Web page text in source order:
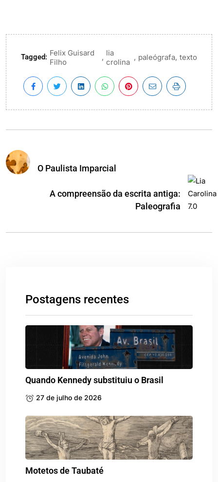
Tagged: Felix Guisard
Filho
, lia
crolina
, paleógrafa, texto
O Paulista Imparcial
A compreensão da escrita antiga:
Paleografia
Postagens recentes
Quando Kennedy substituiu o Brasil
27 de julho de 2026
Motetos de Taubaté